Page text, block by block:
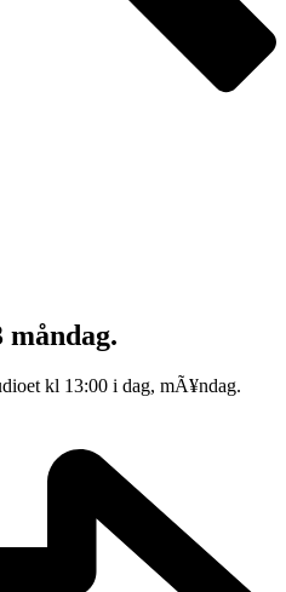
måndag.
kl 13:00 i dag, mÃ¥ndag.